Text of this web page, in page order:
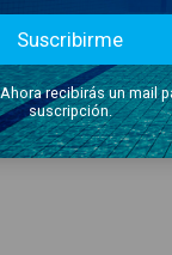
Suscribirme
recibirás un mail
suscripción.